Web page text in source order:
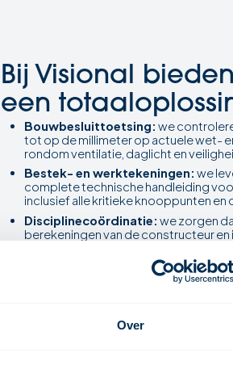
Over
Bij Visional
een
Bouwbesluittoetsing: we
tot op de millimeter op actuele wet-
rondom ventilatie, daglicht en
Bestek- en werktekeningen: we
complete technische handleiding
inclusief alle kritieke knooppunten en
Disciplinecoördinatie: we zorgen
berekeningen van de constructeur en
naadloos in het bouwkundige
Plan gratis adviesgesprek